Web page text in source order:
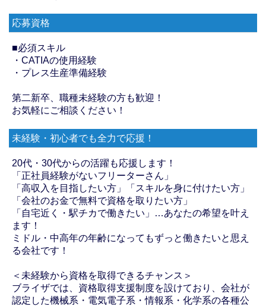
応募資格
■必須スキル
・CATIAの使用経験
・プレス生産準備経験
第二新卒、職種未経験の方も歓迎！
お気軽にご相談ください！
未経験・初心者でも全力で応援！
20代・30代からの活躍も応援します！
「正社員経験がないフリーターさん」
「高収入を目指したい方」「スキルを身に付けたい方」
「会社のお金で無料で資格を取りたい方」
「自宅近く・駅チカで働きたい」…あなたの希望を叶え
ます！
ミドル・中高年の年齢になってもずっと働きたいと思え
る会社です！
＜未経験から資格を取得できるチャンス＞
ブライザでは、資格取得支援制度を設けており、会社が
認定した機械系・電気電子系・情報系・化学系の各種公